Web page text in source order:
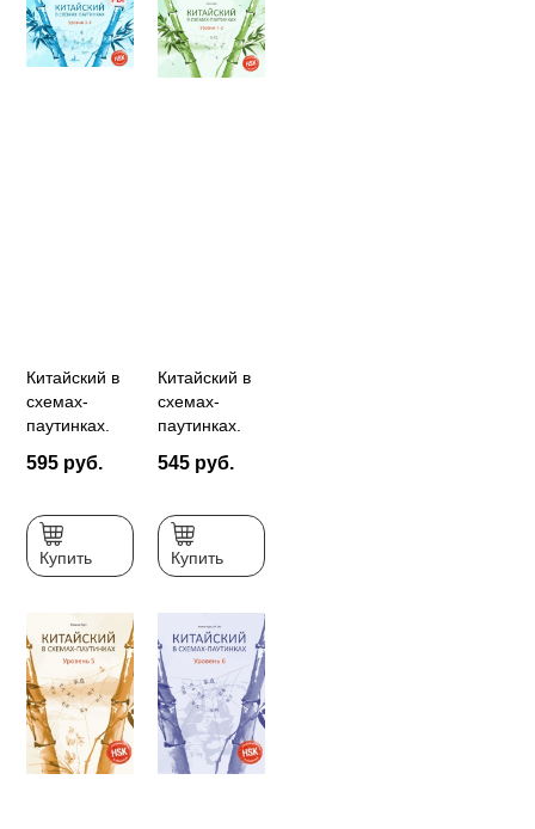
Китайский в
схемах-
паутинках.
Готовимся к
HSK (PDF-
файл)
595 руб.
Купить
Китайский в
схемах-
паутинках.
Готовимся к
HSK
545 руб.
Купить